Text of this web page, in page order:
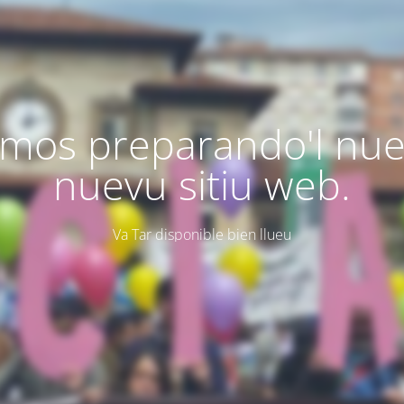
preparando'l
nuevu sitiu web.
Va Tar disponible bien llueu